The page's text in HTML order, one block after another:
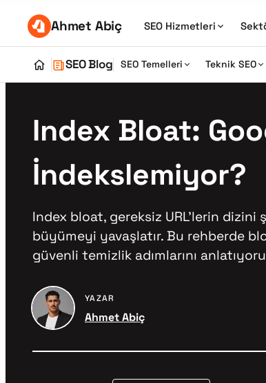
Ahmet Abiç SEO Hizmetleri
SEO Blog SEO Temelleri Teknik SEO
Index Bloat:
İndekslemiyor?
Index bloat, gereksiz URL’lerin
büyümeyi yavaşlatır. Bu rehberde
güvenli temizlik adımlarını
YAZAR
Ahmet Abiç